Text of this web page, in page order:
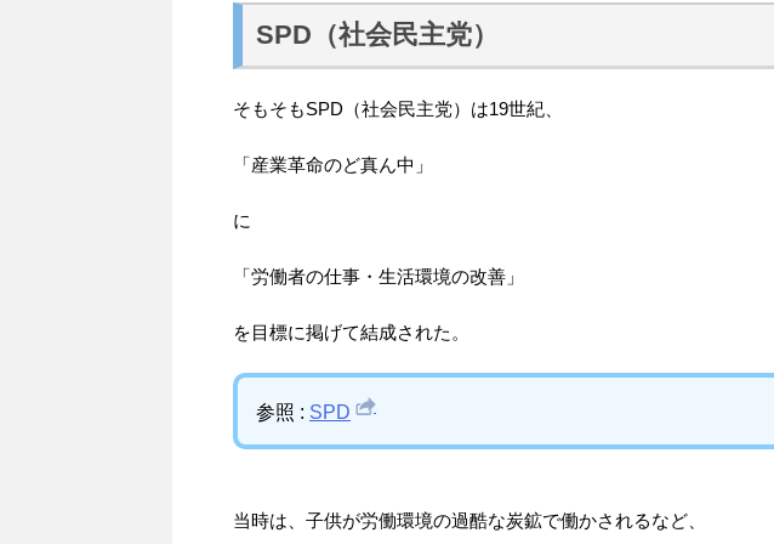
SPD（社会民主党）
そもそもSPD（社会民主党）は19世紀、
「産業革命のど真ん中」
に
「労働者の仕事・生活環境の改善」
を目標に掲げて結成された。
参照 : SPD
当時は、子供が労働環境の過酷な炭鉱で働かされるなど、